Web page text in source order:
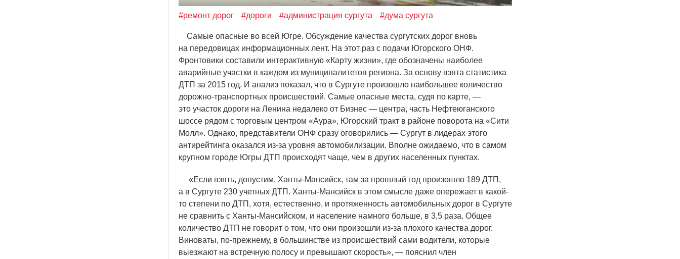
#ремонт дорог #дороги #администрация сургута #дума сургута
Самые опасные во всей Югре. Обсуждение качества сургутских дорог вновь
на передовицах информационных лент. На этот раз с подачи Югорского ОНФ.
Фронтовики составили интерактивную «Карту жизни», где обозначены наиболее
аварийные участки в каждом из муниципалитетов региона. За основу взята статистика
ДТП за 2015 год. И анализ показал, что в Сургуте произошло наибольшее количество
дорожно-транспортных происшествий. Самые опасные места, судя по карте, —
это участок дороги на Ленина недалеко от Бизнес — центра, часть Нефтеюганского
шоссе рядом с торговым центром «Аура», Югорский тракт в районе поворота на «Сити
Молл». Однако, представители ОНФ сразу оговорились — Сургут в лидерах этого
антирейтинга оказался из-за уровня автомобилизации. Вполне ожидаемо, что в самом
крупном городе Югры ДТП происходят чаще, чем в других населенных пунктах.
«Если взять, допустим, Ханты-Мансийск, там за прошлый год произошло 189 ДТП,
а в Сургуте 230 учетных ДТП. Ханты-Мансийск в этом смысле даже опережает в какой-
то степени по ДТП, хотя, естественно, и протяженность автомобильных дорог в Сургуте
не сравнить с Ханты-Мансийском, и население намного больше, в 3,5 раза. Общее
количество ДТП не говорит о том, что они произошли из-за плохого качества дорог.
Виноваты, по-прежнему, в большинстве из происшествий сами водители, которые
выезжают на встречную полосу и превышают скорость», — пояснил член